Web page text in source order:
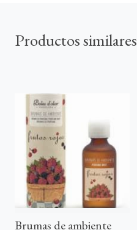
Productos similares
Brumas de ambiente